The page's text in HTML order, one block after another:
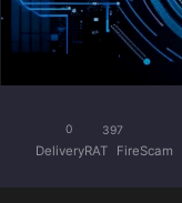
0 397
DeliveryRAT FireScam